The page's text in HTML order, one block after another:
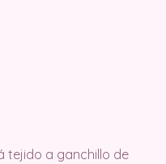
tejido a ganchillo de